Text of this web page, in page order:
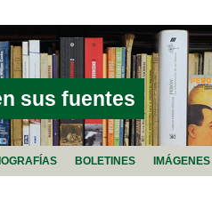
sus fuentes
BOLETINES IMÁGENES